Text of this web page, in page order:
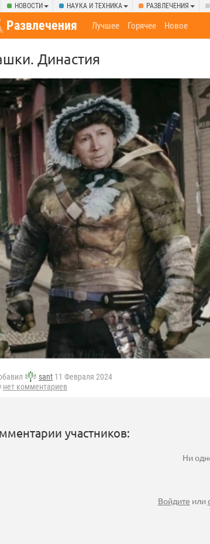
НОВОСТИ НАУКА И ТЕХНИКА РАЗВЛЕЧЕНИЯ
Развлечения Лучшее Горячее Новое
Династия
sant 11 Февраля 2024
нет комментариев
участников:
Ни
Войдите или